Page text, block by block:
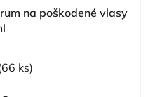
na poškodené vlasy
ks)